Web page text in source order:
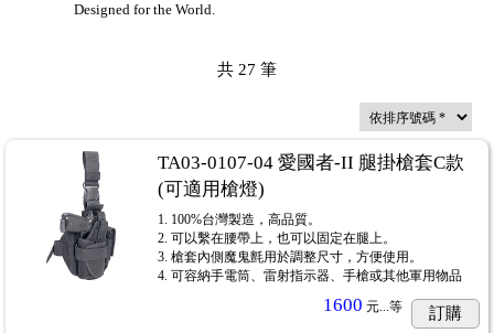
Designed for the World.
共 27 筆
TA03-0107-04 愛國者-II 腿掛槍套C款
(可適用槍燈)
1. 100%台灣製造，高品質。
2. 可以繫在腰帶上，也可以固定在腿上。
3. 槍套內側魔鬼氈用於調整尺寸，方便使用。
4. 可容納手電筒、雷射指示器、手槍或其他軍用物品
1600 元...等 訂購